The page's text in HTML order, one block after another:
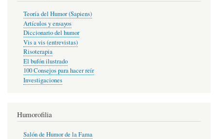
Teoría del Humor (Sapiens)
Artículos y ensayos
Diccionario del humor
Vis a vis (entrevistas)
Risoterapia
El bufón ilustrado
100 Consejos para hacer reír
Investigaciones
Humorofilia
Salón de Humor de la Fama